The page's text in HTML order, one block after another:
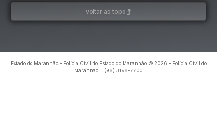
voltar ao topo
Estado do Maranhão – Polícia Civil do Estado do Maranhão © 2026 – Polícia Civil do
Maranhão. | (98) 3198-7700